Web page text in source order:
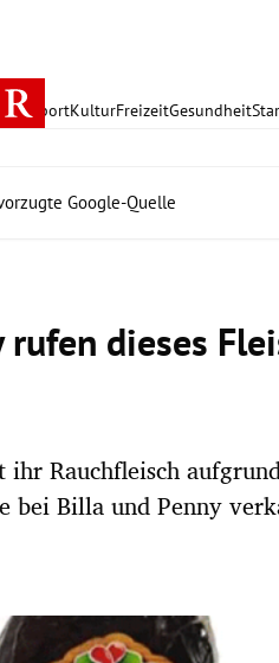
SportKulturFreizeitGesundheit
Google-Quelle
rufen dieses
Rauchfleisch
bei Billa und Penny